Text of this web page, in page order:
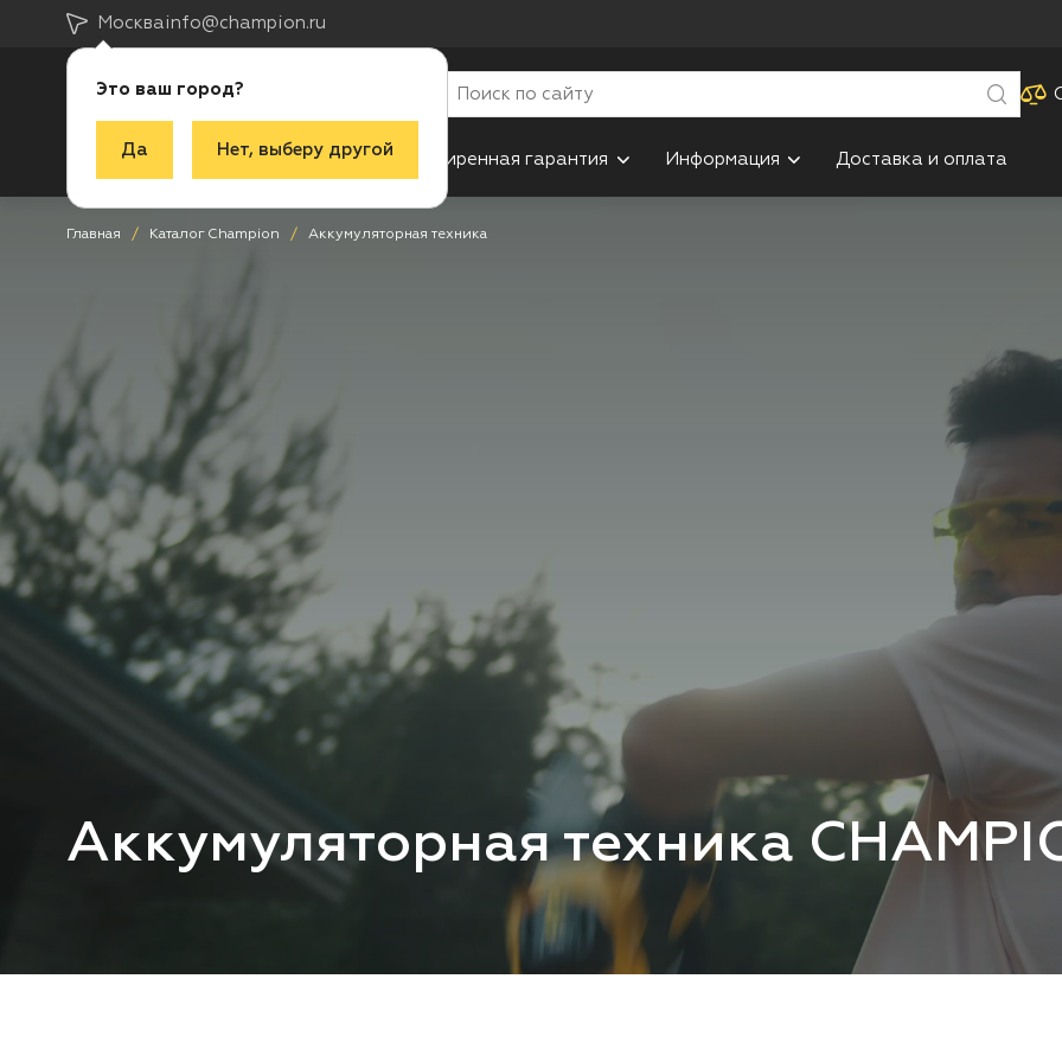
Москва
Это ваш город?
Да Нет, выберу другой
info@champion.ru
Каталог Акции Новинки Расширенная гарантия Информация Доставка и оплата
Главная Каталог Champion Аккумуляторная техника
Аккумуляторная техника